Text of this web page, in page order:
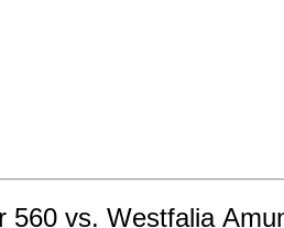
560 vs. Westfalia